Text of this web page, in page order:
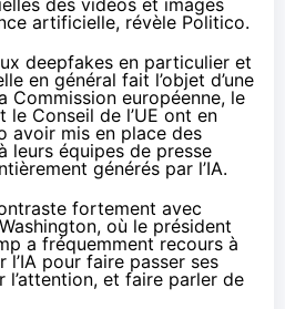
des vidéos et images
artificielle, révèle Politico.
deepfakes en particulier et
en général fait l’objet d’une
Commission européenne, le
le Conseil de l’UE ont en
avoir mis en place des
leurs équipes de presse
générés par l’IA.
fortement avec
où le président
a fréquemment recours à
l’IA pour faire passer ses
l’attention, et faire parler de